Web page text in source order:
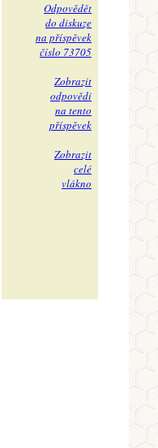
Odpovědět
do diskuze
na příspěvek
číslo 73705
Zobrazit
odpovědi
na tento
příspěvek
Zobrazit
celé
vlákno